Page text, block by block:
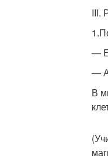
III.
—
— А
В